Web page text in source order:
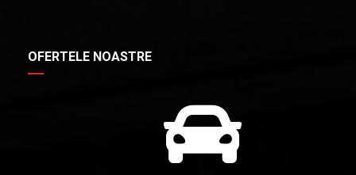
OFERTELE NOASTRE